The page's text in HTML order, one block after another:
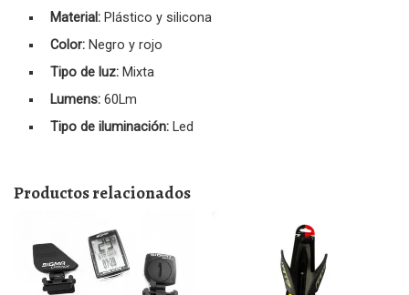
Material: Plástico y silicona
Color: Negro y rojo
Tipo de luz: Mixta
Lumens: 60Lm
Tipo de iluminación: Led
Productos relacionados